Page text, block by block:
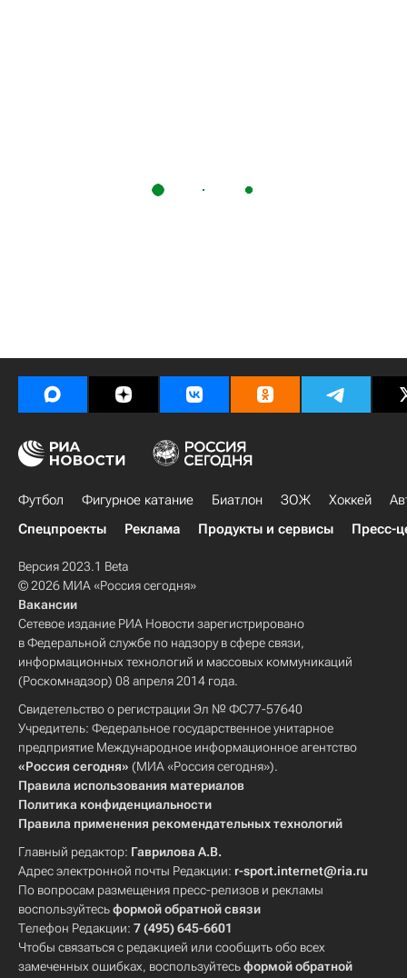
Футбол Фигурное катание Биатлон ЗОЖ Хоккей
Спецпроекты
Реклама Продукты и сервисы Пресс-
Версия 2023.1 Beta
© 2026 МИА «Россия сегодня»
Вакансии
Сетевое издание РИА Новости зарегистрировано
в Федеральной службе по надзору в сфере связи,
информационных технологий и массовых коммуникаций
(Роскомнадзор) 08 апреля 2014 года.
Свидетельство о регистрации Эл № ФС77-57640
Учредитель: Федеральное государственное унитарное
предприятие Международное информационное агентство
«Россия сегодня» (МИА «Россия сегодня»).
Правила использования материалов
Политика конфиденциальности
Правила применения рекомендательных технологий
Главный редактор: Гаврилова А.В.
Адрес электронной почты Редакции: r-sport.internet@ria.ru
По вопросам размещения пресс-релизов и рекламы
воспользуйтесьформой обратной связи
Телефон Редакции: 7 (495) 645-6601
Чтобы связаться с редакцией или сообщить обо всех
замеченных ошибках, воспользуйтесьформой обратной